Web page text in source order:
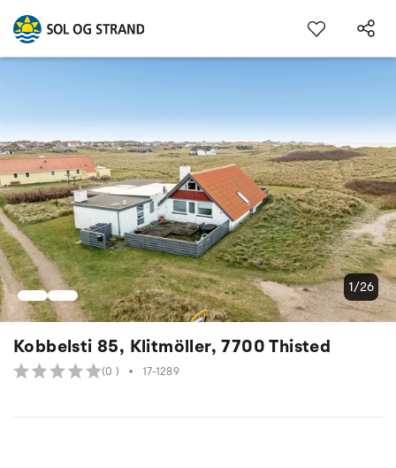
Kobbelsti 85, Klitmöller, 7700 Thisted
(0 ) • 17-1289
1/26